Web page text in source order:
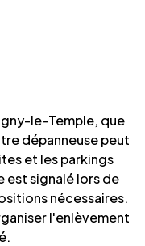
le-Temple, que
dépanneuse peut
et les parkings
est signalé lors de
nécessaires.
l'enlèvement